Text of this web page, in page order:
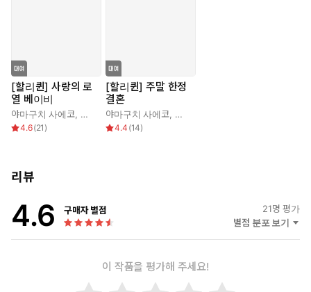
[할리퀸] 사랑의 로
열 베이비
야마구치 사에코, 캐롤 마리넬리
4.6(21 )
[할리퀸] 주말 한정
결혼
야마구치 사에코, 린제이 암스트롱
4.4 (14)
리뷰
4.6 구매자 별점 21명 평가
별점 분포 보기
이 작품을 평가해 주세요!